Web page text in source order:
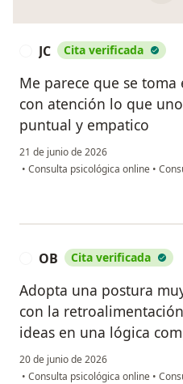
JC Cita verificada
Me parece que se
con atención lo que
puntual y empatico
21 de junio de 2026
• Consulta psicológica online •
OB Cita verificada
Adopta una postura
con la
ideas en una lógica
20 de junio de 2026
• Consulta psicológica online •